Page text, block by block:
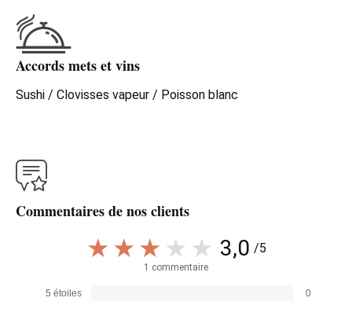
Accords mets et vins
Sushi / Clovisses vapeur / Poisson blanc
Commentaires de nos clients
3,0 /5
1 commentaire
5 étoiles 0